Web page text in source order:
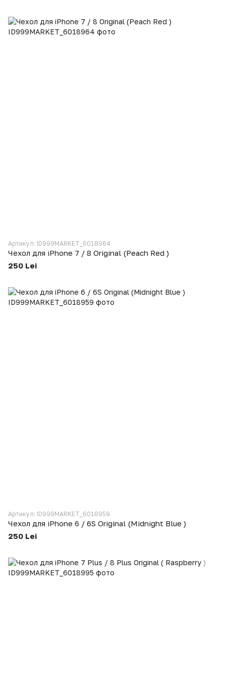
Артикул: ID999MARKET_6018964
Чехол для iPhone 7 / 8 Original (Peach Red )
250 Lei
Артикул: ID999MARKET_6018959
Чехол для iPhone 6 / 6S Original (Midnight Blue )
250 Lei